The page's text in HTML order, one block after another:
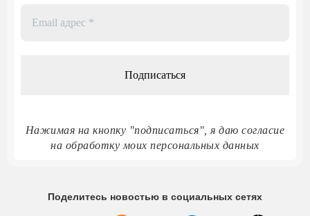
Нажимая на кнопку "подписаться", я даю согласие
на обработку моих персональных данных
Поделитесь новостью в социальных сетях